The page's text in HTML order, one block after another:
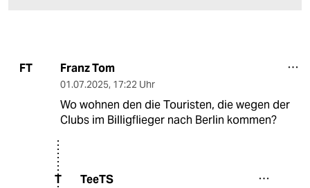
FT Franz Tom
01.07.2025, 17:22 Uhr
Wo wohnen den die Touristen, die wegen der
Clubs im Billigflieger nach Berlin kommen?
T TeeTS